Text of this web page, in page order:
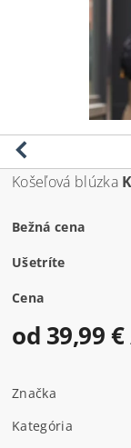
Košeľová blúzka
Bežná cena
Ušetríte
Cena
od 39,99 €
Značka
Kategória